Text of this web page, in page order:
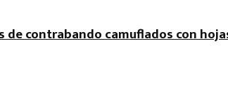
contrabando camuflados con